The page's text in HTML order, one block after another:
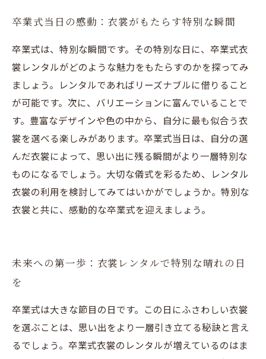
卒業式当日の感動：衣裳がもたらす特別な瞬間
卒業式は、特別な瞬間です。その特別な日に、卒業式衣
裳レンタルがどのような魅力をもたらすのかを探ってみ
ましょう。レンタルであればリーズナブルに借りること
が可能です。次に、バリエーションに富んでいることで
す。豊富なデザインや色の中から、自分に最も似合う衣
裳を選べる楽しみがあります。卒業式当日は、自分の選
んだ衣裳によって、思い出に残る瞬間がより一層特別な
ものになるでしょう。大切な儀式を彩るため、レンタル
衣裳の利用を検討してみてはいかがでしょうか。特別な
衣裳と共に、感動的な卒業式を迎えましょう。
未来への第一歩：衣裳レンタルで特別な晴れの日
を
卒業式は大きな節目の日です。この日にふさわしい衣裳
を選ぶことは、思い出をより一層引き立てる秘訣と言え
るでしょう。卒業式衣裳のレンタルが増えているのはま